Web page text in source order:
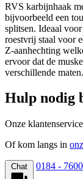
RVS karbijnhaak
bijvoorbeeld een
splitsen. Ideaal
roestvrij staal voor
Z-aanhechting
ervoor dat de
verschillende maten.
Hulp nodig
Onze
Of kom langs in
Chat 0184 -